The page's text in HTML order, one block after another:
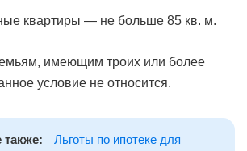
квартиры — не больше 85 кв. м.
имеющим троих или более
условие не относится.
также:
Льготы по ипотеке для